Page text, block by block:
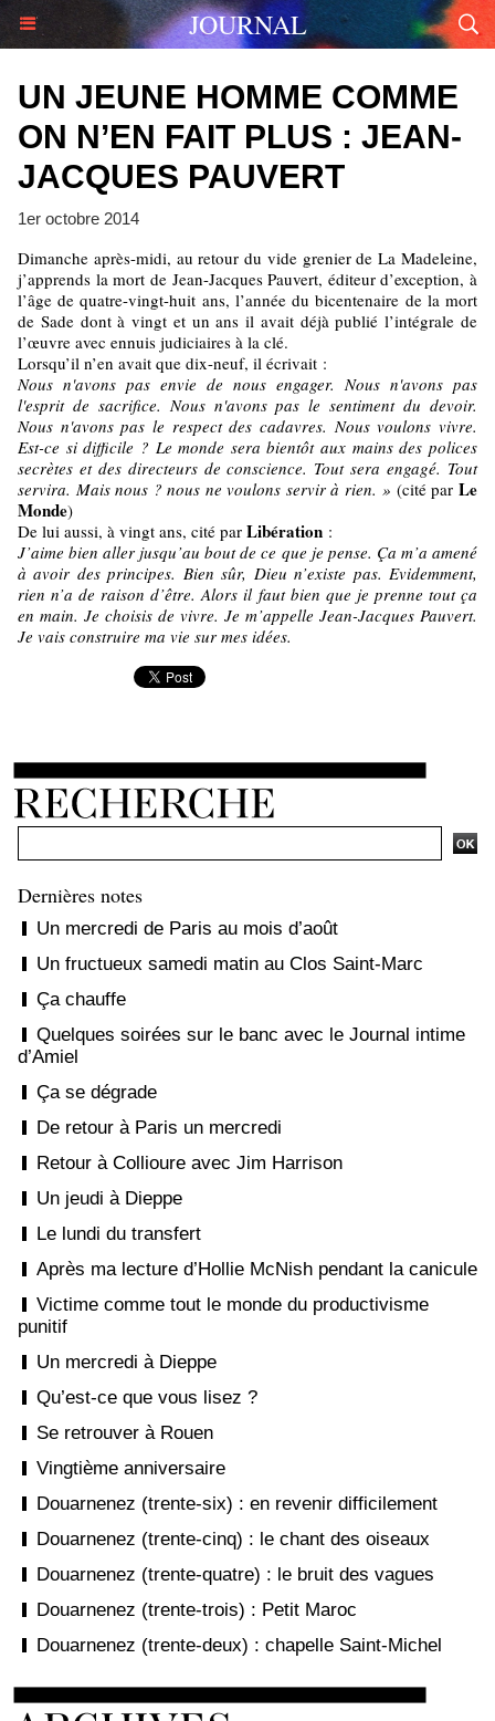
JOURNAL
Dernières notes
Un mercredi de Paris au mois d’août
Un fructueux samedi matin au Clos Saint-Marc
Ça chauffe
Quelques soirées sur le banc avec le Journal intime
d’Amiel
Ça se dégrade
De retour à Paris un mercredi
Retour à Collioure avec Jim Harrison
Un jeudi à Dieppe
Le lundi du transfert
Après ma lecture d’Hollie McNish pendant la canicule
Victime comme tout le monde du productivisme
punitif
Un mercredi à Dieppe
Qu’est-ce que vous lisez ?
Se retrouver à Rouen
Vingtième anniversaire
Douarnenez (trente-six) : en revenir difficilement
Douarnenez (trente-cinq) : le chant des oiseaux
Douarnenez (trente-quatre) : le bruit des vagues
Douarnenez (trente-trois) : Petit Maroc
Douarnenez (trente-deux) : chapelle Saint-Michel
UN JEUNE HOMME COMME
ON N’EN FAIT PLUS : JEAN-
JACQUES PAUVERT
1er octobre 2014
Dimanche après-midi, au retour du vide grenier de La Madeleine,
j’apprends la mort de Jean-Jacques Pauvert, éditeur d’exception, à
l’âge de quatre-vingt-huit ans, l’année du bicentenaire de la mort
de Sade dont à vingt et un ans il avait déjà publié l’intégrale de
l’œuvre avec ennuis judiciaires à la clé.
Lorsqu’il n’en avait que dix-neuf, il écrivait :
Nous n'avons pas envie de nous engager. Nous n'avons pas
l'esprit de sacrifice. Nous n'avons pas le sentiment du devoir.
Nous n'avons pas le respect des cadavres. Nous voulons vivre.
Est-ce si difficile ? Le monde sera bientôt aux mains des polices
secrètes et des directeurs de conscience. Tout sera engagé. Tout
servira. Mais nous ? nous ne voulons servir à rien. » (cité parLe
Monde)
De lui aussi, à vingt ans, cité par Libération :
J’aime bien aller jusqu’au bout de ce que je pense. Ça m’a amené
à avoir des principes. Bien sûr, Dieu n’existe pas. Evidemment,
rien n’a de raison d’être. Alors il faut bien que je prenne tout ça
en main. Je choisis de vivre. Je m’appelle Jean-Jacques Pauvert.
Je vais construire ma vie sur mes idées.